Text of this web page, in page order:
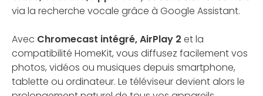
via la recherche vocale grâce à Google Assistant.
Avec Chromecast intégré, AirPlay 2 et la
compatibilité HomeKit, vous diffusez facilement vos
photos, vidéos ou musiques depuis smartphone,
tablette ou ordinateur. Le téléviseur devient alors le